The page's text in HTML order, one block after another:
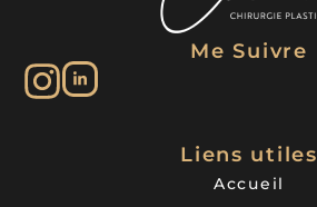
Me Suivre
Liens utiles
Accueil